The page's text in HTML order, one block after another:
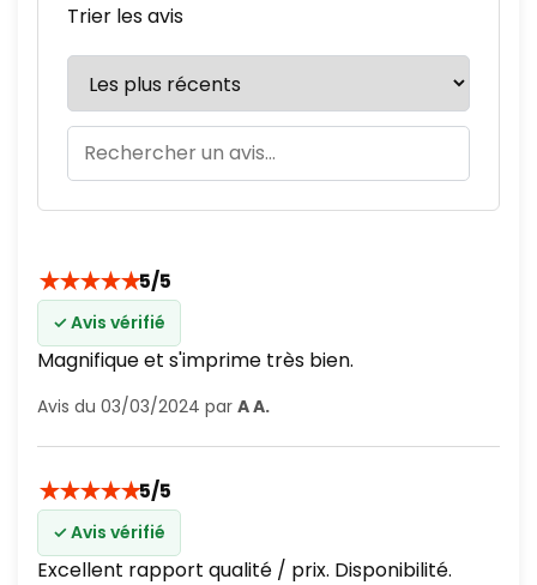
Trier les avis
★★★★★5/5
✓ Avis vérifié
Magnifique et s'imprime très bien.
Avis du 03/03/2024 par A A.
★★★★★5/5
✓ Avis vérifié
Excellent rapport qualité / prix. Disponibilité.